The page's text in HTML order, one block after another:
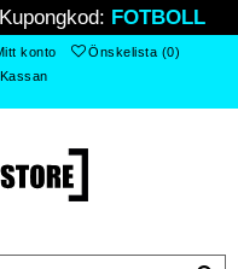
FOTBOLL
konto
Önskelista (0)
Kassan